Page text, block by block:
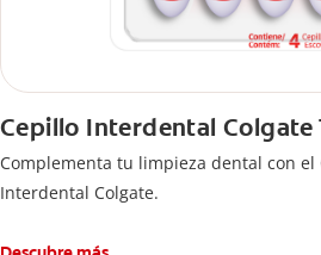
Cepillo Interdental Colgate
Complementa tu limpieza dental con el
Interdental Colgate.